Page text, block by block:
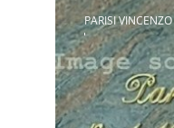
PARISI VINCENZO